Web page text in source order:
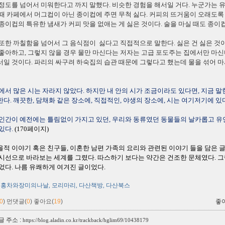
도를 넘어서 미워한다고 까지 말했다. 비슷한 경험을 해서일 거다. 누군가는
카페에서 머그컵이 아닌 종이컵에 주면 무척 싫다. 커피의 뜨거움이 오래도
이컵의 특유한 냄새가 커피 맛을 없애는 게 싫은 것이다. 술을 마실 때도 종이
한 까칠함을 넘어서 그 음식점이 싫다고 직접적으로 말한다. 싫은 건 싫은 것
아하고, 그렇지 않을 경우 물만 마신다는 저자는 고급 포도주는 집에서만 마
일 것이다. 파리의 싸구려 하숙집의 습관 때문에 그렇다고 했는데 물을 섞어
서 많은 시는 자라지 않았다. 하지만 내 안의 시가 조금이라도 있다면, 지금
다. 깨끗한, 담채화 같은 장소에, 직접적인, 야생의 장소에, 시는 여기저기에 있
간이 예전에는 틀림없이 가지고 있던, 우리와 동류였던 동물들의 날카롭고
다. (170페이지)
적 이야기 혹은 친구들, 이혼한 남편 가족의 요리와 관련된 이야기 들을 담은
선으로 바라보는 세계를 그렸다. 따스하기 보다는 약간은 건조한 문체였다.
다. 나름 유쾌하게 여겨진 글이었다.
홍차와장미의나날, 모리마리 , 다산책방, 다산북스
0) 먼댓글(0) 좋아요(19) 좋
주소 : https://blog.aladin.co.kr/trackback/hglim69/10438179